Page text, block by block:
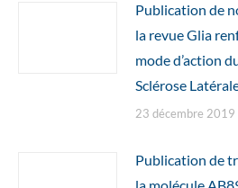
Publication de
la revue Glia
mode d’action
Sclérose
23 décembre 2019
Publication de